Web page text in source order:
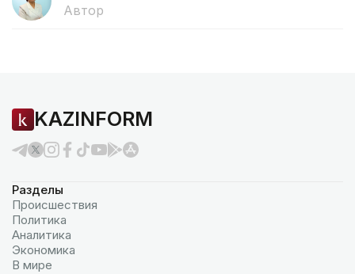
Автор
KAZINFORM
Разделы
Происшествия
Политика
Аналитика
Экономика
В мире